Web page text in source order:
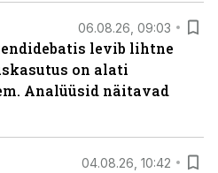
06.08.26, 09:03
levib lihtne
on alati
Analüüsid näitavad
04.08.26, 10:42